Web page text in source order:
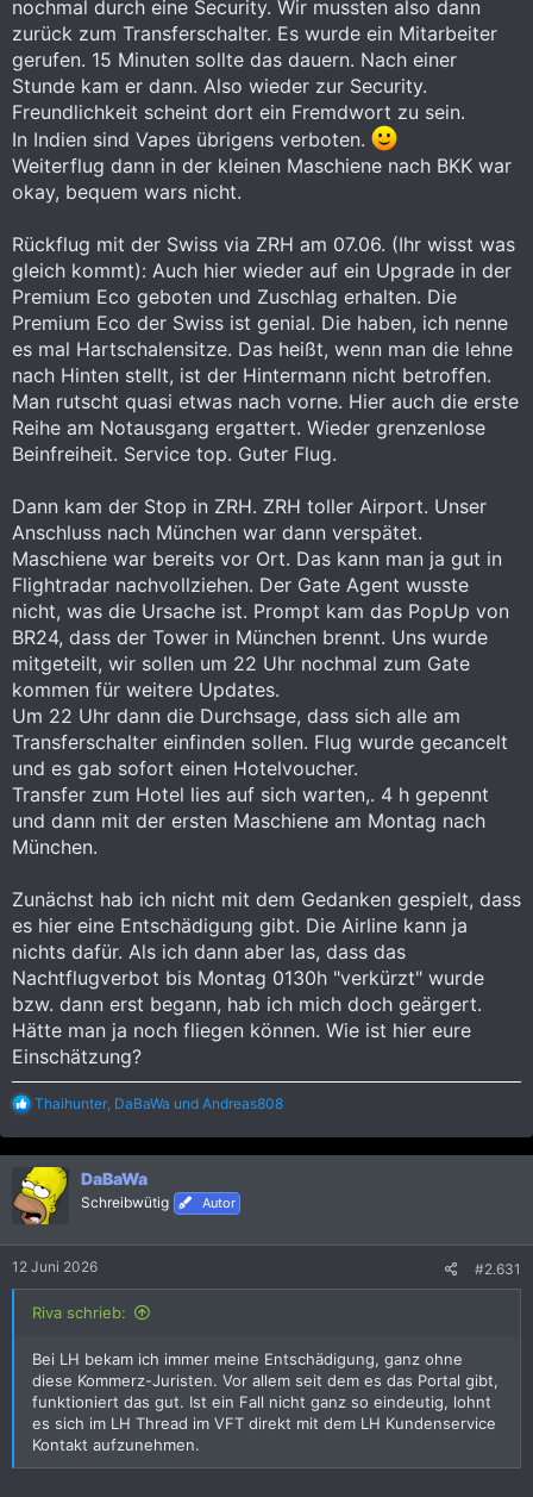
nochmal durch eine Security. Wir mussten also dann
zurück zum Transferschalter. Es wurde ein Mitarbeiter
gerufen. 15 Minuten sollte das dauern. Nach einer
Stunde kam er dann. Also wieder zur Security.
Freundlichkeit scheint dort ein Fremdwort zu sein.
In Indien sind Vapes übrigens verboten.
Weiterflug dann in der kleinen Maschiene nach BKK war
okay, bequem wars nicht.
Rückflug mit der Swiss via ZRH am 07.06. (Ihr wisst was
gleich kommt): Auch hier wieder auf ein Upgrade in der
Premium Eco geboten und Zuschlag erhalten. Die
Premium Eco der Swiss ist genial. Die haben, ich nenne
es mal Hartschalensitze. Das heißt, wenn man die lehne
nach Hinten stellt, ist der Hintermann nicht betroffen.
Man rutscht quasi etwas nach vorne. Hier auch die erste
Reihe am Notausgang ergattert. Wieder grenzenlose
Beinfreiheit. Service top. Guter Flug.
Dann kam der Stop in ZRH. ZRH toller Airport. Unser
Anschluss nach München war dann verspätet.
Maschiene war bereits vor Ort. Das kann man ja gut in
Flightradar nachvollziehen. Der Gate Agent wusste
nicht, was die Ursache ist. Prompt kam das PopUp von
BR24, dass der Tower in München brennt. Uns wurde
mitgeteilt, wir sollen um 22 Uhr nochmal zum Gate
kommen für weitere Updates.
Um 22 Uhr dann die Durchsage, dass sich alle am
Transferschalter einfinden sollen. Flug wurde gecancelt
und es gab sofort einen Hotelvoucher.
Transfer zum Hotel lies auf sich warten,. 4 h gepennt
und dann mit der ersten Maschiene am Montag nach
München.
Zunächst hab ich nicht mit dem Gedanken gespielt, dass
es hier eine Entschädigung gibt. Die Airline kann ja
nichts dafür. Als ich dann aber las, dass das
Nachtflugverbot bis Montag 0130h "verkürzt" wurde
bzw. dann erst begann, hab ich mich doch geärgert.
Hätte man ja noch fliegen können. Wie ist hier eure
Einschätzung?
R
a
k
t
i
o
n
:
Thaihunter, DaBaWa und Andreas808
DaBaWa
Schreibwütig Autor
12 Juni 2026 #2.631
Riva schrieb:
Bei LH bekam ich immer meine Entschädigung, ganz ohne
diese Kommerz-Juristen. Vor allem seit dem es das Portal gibt,
funktioniert das gut. Ist ein Fall nicht ganz so eindeutig, lohnt
es sich im LH Thread im VFT direkt mit dem LH Kundenservice
Kontakt aufzunehmen.